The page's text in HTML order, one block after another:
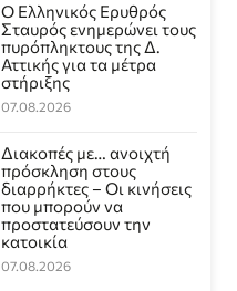
Ο Ελληνικός Ερυθρός
Σταυρός ενημερώνει τους
πυρόπληκτους της Δ.
Αττικής για τα μέτρα
στήριξης
07.08.2026
Διακοπές με… ανοιχτή
πρόσκληση στους
διαρρήκτες – Οι κινήσεις
που μπορούν να
προστατεύσουν την
κατοικία
07.08.2026